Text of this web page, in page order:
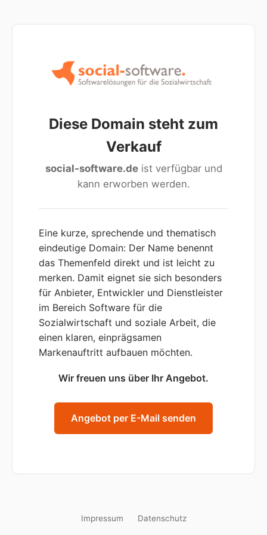
Diese Domain steht zum
Verkauf
social-software.deist verfügbar und
kann erworben werden.
Eine kurze, sprechende und thematisch
eindeutige Domain: Der Name benennt
das Themenfeld direkt und ist leicht zu
merken. Damit eignet sie sich besonders
für Anbieter, Entwickler und Dienstleister
im Bereich Software für die
Sozialwirtschaft und soziale Arbeit, die
einen klaren, einprägsamen
Markenauftritt aufbauen möchten.
Wir freuen uns über Ihr Angebot.
Angebot per E-Mail senden
Impressum Datenschutz